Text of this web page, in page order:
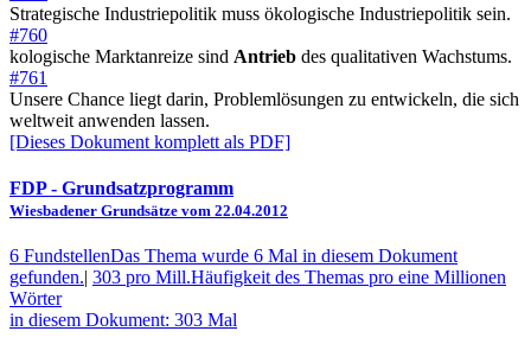
Strategische Industriepolitik muss ökologische Industriepolitik sein.
#760
kologische Marktanreize sind Antrieb des qualitativen Wachstums.
#761
Unsere Chance liegt darin, Problemlösungen zu entwickeln, die sich
weltweit anwenden lassen.
[Dieses Dokument komplett als PDF]
FDP- Grundsatzprogramm
Wiesbadener Grundsätze vom 22.04.2012
6 FundstellenDas Thema wurde 6 Mal in diesem Dokument
gefunden.| 303 pro Mill.Häufigkeit des Themas pro eine Millionen
Wörter
in diesem Dokument: 303 Mal